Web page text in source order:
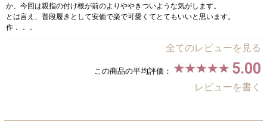
か、今回は親指の付け根が前のよりややきついような気がします。
とは言え、普段履きとして安価で楽で可愛くてとてもいいと思います。
作．．．
全てのレビューを見る
この商品の平均評価： 5.00
レビューを書く